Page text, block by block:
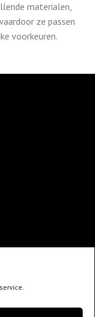
materialen,
ze passen
voorkeuren.